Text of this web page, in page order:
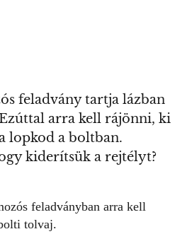
feladvány tartja lázban
arra kell rájönni, ki
lopkod a boltban.
kiderítsük a rejtélyt?
feladványban arra kell
tolvaj.